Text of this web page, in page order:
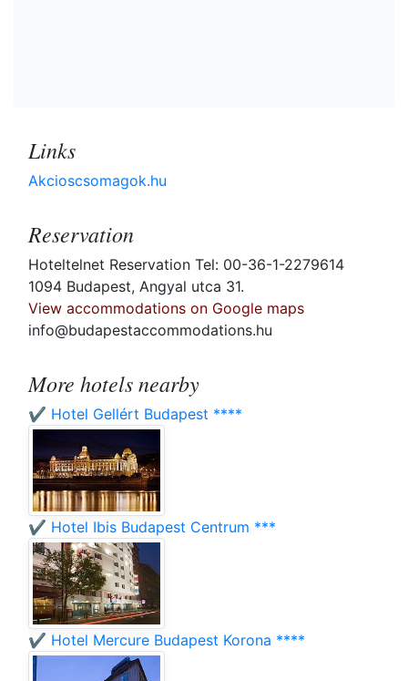
Links
Akcioscsomagok.hu
Reservation
Hoteltelnet Reservation Tel: 00-36-1-2279614
1094 Budapest, Angyal utca 31.
View accommodations on Google maps
info@budapestaccommodations.hu
More hotels nearby
✔️ Hotel Gellért Budapest ****
✔️ Hotel Ibis Budapest Centrum ***
✔️ Hotel Mercure Budapest Korona ****